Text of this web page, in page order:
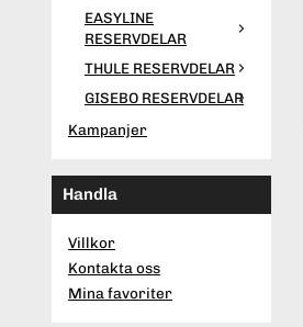
EASYLINE
RESERVDELAR
THULE RESERVDELAR
GISEBO RESERVDELAR
Kampanjer
Handla
Villkor
Kontakta oss
Mina favoriter